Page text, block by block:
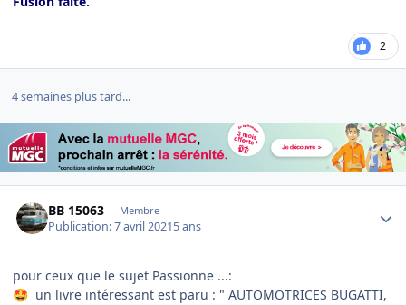
2
4 semaines plus tard...
BB 15063 Membre
Publication:7 avril 20215 ans
pour ceux que le sujet Passionne ...:
🤩 un livre intéressant est paru : " AUTOMOTRICES BUGATTI,